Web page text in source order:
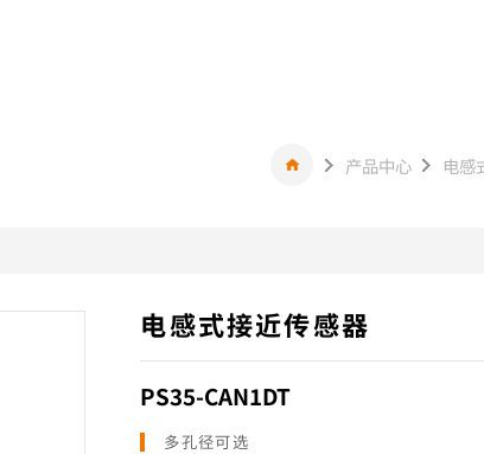
产品中心 电感
电感式接近传感器
PS35-CAN1DT
多孔径可选